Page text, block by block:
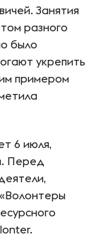
Занятия
разного
было
укрепить
примером
6 июля,
Перед